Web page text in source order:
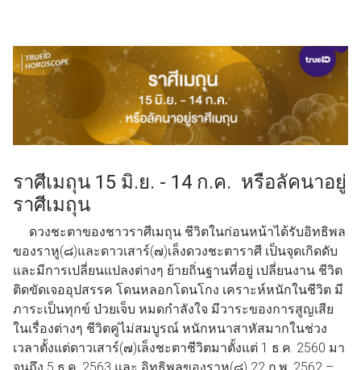
ราศีเมถุน 15 มิ.ย. - 14 ก.ค. หรือลัคนาอยู่
ราศีเมถุน
ดวงชะตาของชาวราศีเมถุน ชีวิตในก่อนหน้าได้รับอิทธิพล
ของราหู(๘)และดาวเสาร์(๗)เล็งดวงชะตาราศี เป็นจุดเกิดดับ
และมีการเปลี่ยนแปลงต่างๆ ย้ายถิ่นฐานที่อยู่ เปลี่ยนงาน ชีวิต
ติดขัดเจออุปสรรค โดนหลอกโดนโกง เคราะห์หนักในชีวิต มี
ภาระเป็นทุกข์ ป่วยเจ็บ หมดกำลังใจ มีวาระของการสูญเสีย
ในเรื่องต่างๆ ชีวิตคู่ไม่สมบูรณ์ หนักหนาสาหัสมากในช่วง
เวลาตั้งแต่ดาวเสาร์(๗)เล็งชะตาชีวิตมาตั้งแต่ 1 ธ.ค. 2560 มา